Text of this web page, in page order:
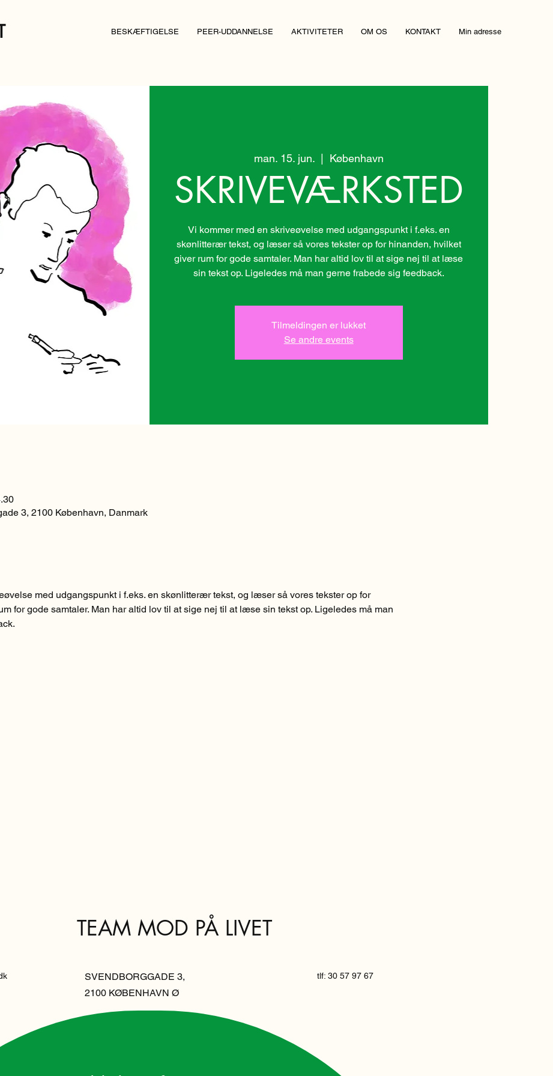
BESKÆFTIGELSE PEER-UDDANNELSE AKTIVITETER OM OS KONTAKT Min adresse
man. 15. jun.
  |
København
SKRIVEVÆRKSTED
Vi kommer med en skriveøvelse med udgangspunkt i f.eks. en
skønlitterær tekst, og læser så vores tekster op for hinanden, hvilket
giver rum for gode samtaler. Man har altid lov til at sige nej til at læse
Tilmeldingen er lukket
Se andre events
3, 2100 København, Danmark
med udgangspunkt i f.eks. en skønlitterær tekst, og læser så vores tekster op for
for gode samtaler. Man har altid lov til at sige nej til at læse sin tekst op. Ligeledes må man
TEAM MOD PÅ LIVET
SVENDBORGGADE 3,
2100 KØBENHAVN Ø
tlf: 30 57 97 67